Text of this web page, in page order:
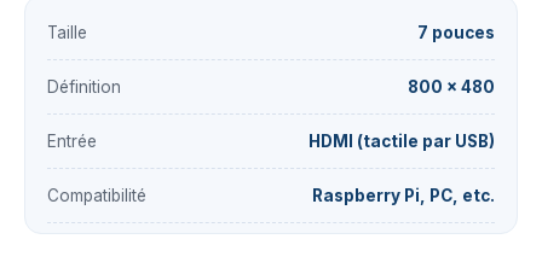
Taille 7 pouces
Définition 800 × 480
Entrée HDMI (tactile par USB)
Compatibilité Raspberry Pi, PC, etc.